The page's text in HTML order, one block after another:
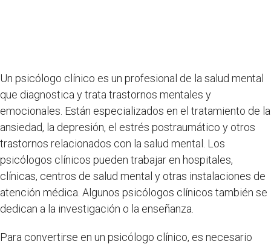
Un psicólogo clínico es un profesional de la salud mental
que diagnostica y trata trastornos mentales y
emocionales. Están especializados en el tratamiento de la
ansiedad, la depresión, el estrés postraumático y otros
trastornos relacionados con la salud mental. Los
psicólogos clínicos pueden trabajar en hospitales,
clínicas, centros de salud mental y otras instalaciones de
atención médica. Algunos psicólogos clínicos también se
dedican a la investigación o la enseñanza.
Para convertirse en un psicólogo clínico, es necesario